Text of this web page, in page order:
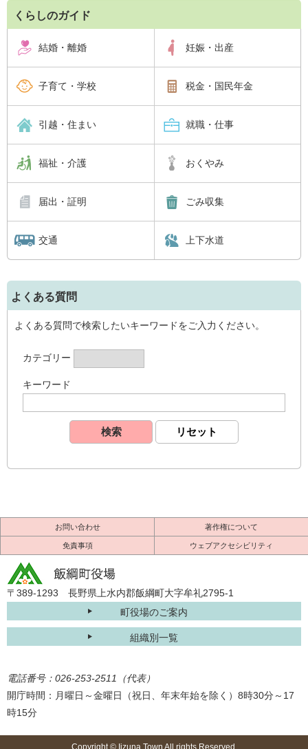
くらしのガイド
結婚・離婚 妊娠・出産
子育て・学校 税金・国民年金
引越・住まい 就職・仕事
福祉・介護 おくやみ
届出・証明 ごみ収集
交通 上下水道
よくある質問
よくある質問で検索したいキーワードをご入力ください。
カテゴリー
キーワード
お問い合わせ 著作権について
免責事項 ウェブアクセシビリティ
〒389-1293 長野県上水内郡飯綱町大字牟礼2795-1
町役場のご案内
組織別一覧
電話番号：026-253-2511（代表）
開庁時間：月曜日～金曜日（祝日、年末年始を除く）8時30分～17
時15分
Copyright © Iizuna Town All rights Reserved.